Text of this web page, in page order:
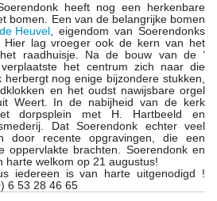
heeft nog een herkenbare
bomen. Een van de belangrijke bomen
Heuvel , eigendom van Soerendonks
Hier lag vroeger ook de kern van het
raadhuisje. Na de bouw van de ‘
verplaatste het centrum zich naar die
nog enige bijzondere stukken,
en het oudst nawijsbare orgel
Weert. In de nabijheid van de kerk
dorpsplein met H. Hartbeeld en
Dat Soerendonk echter veel
door recente opgravingen, die een
oppervlakte brachten. Soerendonk en
harte welkom op 21 augustus!
iedereen is van harte uitgenodigd !
6 53 28 46 65